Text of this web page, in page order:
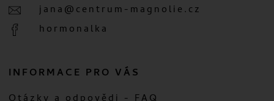
jana@centrum-magnolie.cz
hormonalka
INFORMACE PRO VÁS